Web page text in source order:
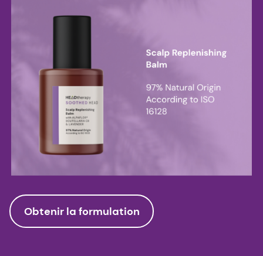
Obtenir la formulation